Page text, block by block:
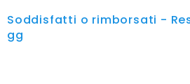
Soddisfatti o rimborsati -
gg